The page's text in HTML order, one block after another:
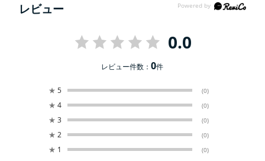
レビュー
0.0
レビュー件数：0件
★ 5 (0)
★ 4 (0)
★ 3 (0)
★ 2 (0)
★ 1 (0)